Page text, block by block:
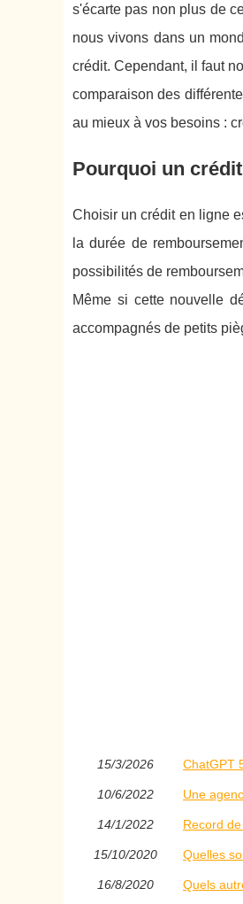
s'écarte pas non plus de
nous vivons dans un
crédit. Cependant, il faut
comparaison des
au mieux à vos besoins :
Pourquoi un
Choisir un crédit en ligne
la durée de
possibilités de
Même si cette nouvelle
accompagnés de petits
15/3/2026 ChatGPT
10/6/2022 Une
14/1/2022 Record
15/10/2020 Quelles
16/8/2020 Quels